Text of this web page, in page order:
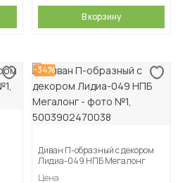
В корзину
-34%
Диван П-образный с декором
Лидиа-049 НПБ Мегалонг
Цена